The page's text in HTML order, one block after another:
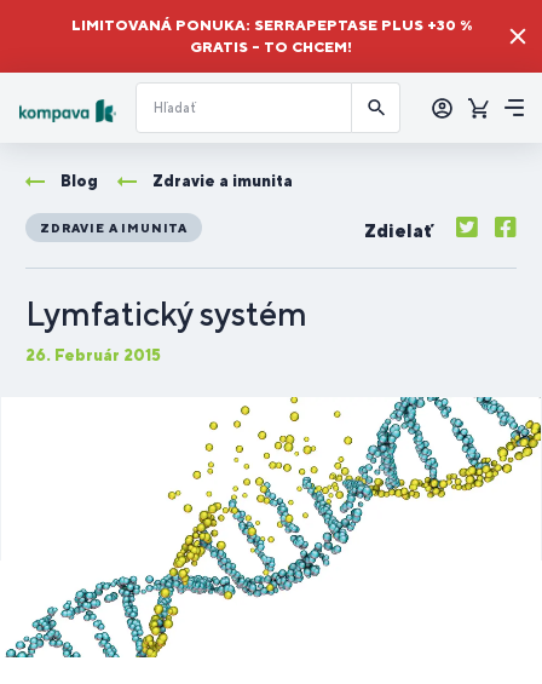
LIMITOVANÁ PONUKA: SERRAPEPTASE PLUS +30 %
GRATIS – TO CHCEM!
sa
Košík
Blog Zdravie a imunita
ZDRAVIE A IMUNITA Zdielať
Lymfatický systém
26. Február 2015